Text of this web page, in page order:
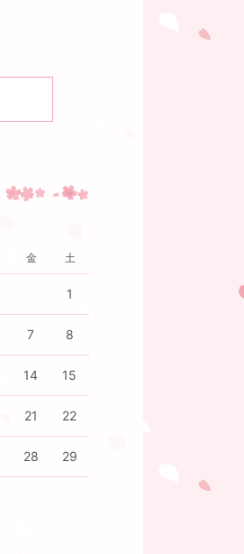
金 土
1
7 8
14 15
21 22
28 29